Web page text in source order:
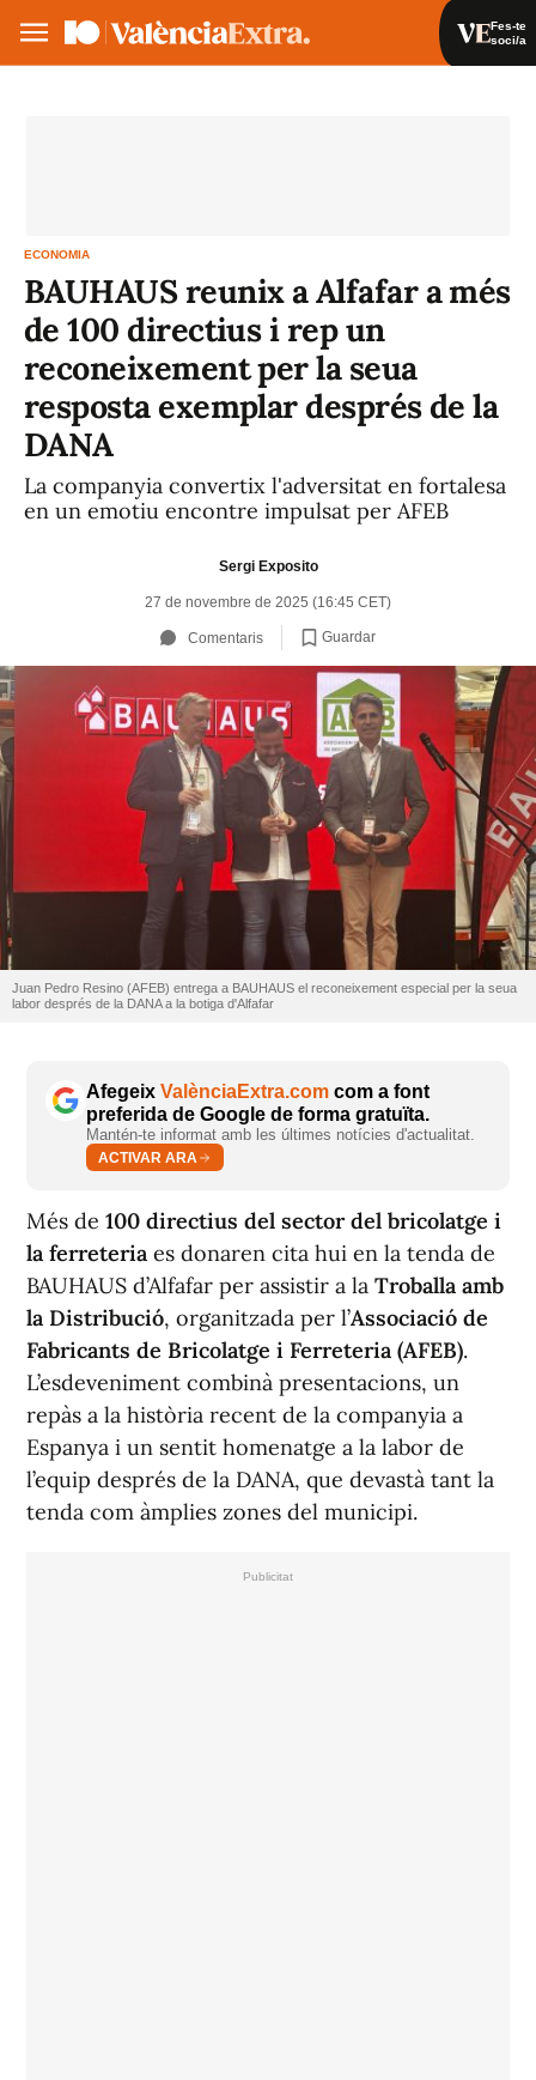
Fes-te
soci/a
ECONOMIA
BAUHAUS reunix a Alfafar a més
de 100 directius i rep un
reconeixement per la seua
resposta exemplar després de la
DANA
La companyia convertix l'adversitat en fortalesa
en un emotiu encontre impulsat per AFEB
Sergi Exposito
27 de novembre de 2025 (16:45 CET)
Comentaris Guardar
Juan Pedro Resino (AFEB) entrega a BAUHAUS el reconeixement especial per la seua
labor després de la DANA a la botiga d'Alfafar
Afegeix ValènciaExtra.com com a font
preferida de Google de forma gratuïta.
Mantén-te informat amb les últimes notícies d'actualitat.
ACTIVAR ARA
Més de 100 directius del sector del bricolatge i
la ferreteria es donaren cita hui en la tenda de
BAUHAUS d’Alfafar per assistir a la Troballa amb
la Distribució, organitzada per l’Associació de
Fabricants de Bricolatge i Ferreteria (AFEB).
L’esdeveniment combinà presentacions, un
repàs a la història recent de la companyia a
Espanya i un sentit homenatge a la labor de
l’equip després de la DANA, que devastà tant la
tenda com àmplies zones del municipi.